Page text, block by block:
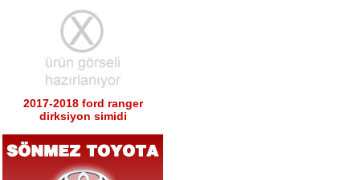
2017-2018 ford ranger
dirksiyon simidi
sol tabla